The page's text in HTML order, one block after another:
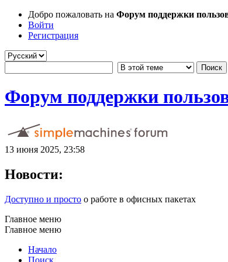
Добро пожаловать на Форум поддержки
Войти
Регистрация
Форум поддержки
13 июня 2025, 23:58
Новости:
Доступно и просто о работе в офисных пакетах
Главное меню
Главное меню
Начало
Поиск